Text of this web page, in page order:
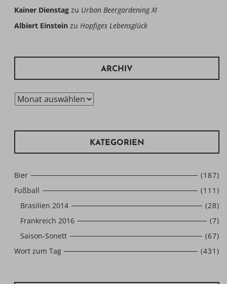
Kainer Dienstag zu Urban Beergardening XI
Albiert Einstein zu Hopfiges Lebensglück
ARCHIV
Archiv
KATEGORIEN
Bier
(187)
Fußball
(111)
Brasilien 2014
(28)
Frankreich 2016
(7)
Saison-Sonett
(67)
Wort zum Tag
(431)